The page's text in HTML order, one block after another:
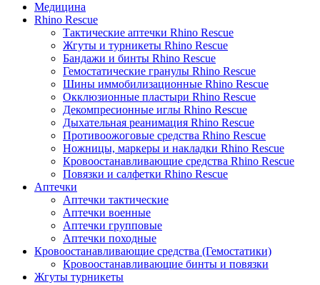
Медицина
Rhino Rescue
Тактические аптечки Rhino Rescue
Жгуты и турникеты Rhino Rescue
Бандажи и бинты Rhino Rescue
Гемостатические гранулы Rhino Rescue
Шины иммобилизационные Rhino Rescue
Окклюзионные пластыри Rhino Rescue
Декомпресионные иглы Rhino Rescue
Дыхательная реанимация Rhino Rescue
Противоожоговые средства Rhino Rescue
Ножницы, маркеры и накладки Rhino Rescue
Кровоостанавливающие средства Rhino Rescue
Повязки и салфетки Rhino Rescue
Аптечки
Аптечки тактические
Аптечки военные
Аптечки групповые
Аптечки походные
Кровоостанавливающие средства (Гемостатики)
Кровоостанавливающие бинты и повязки
Жгуты турникеты